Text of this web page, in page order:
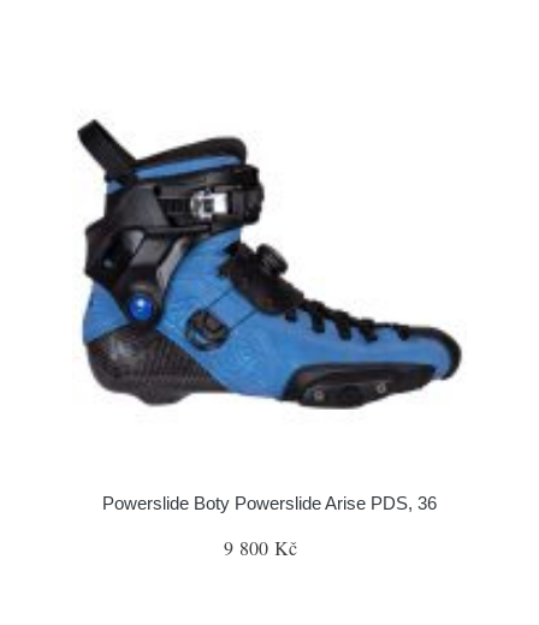
Powerslide Boty Powerslide Arise PDS, 36
9 800 Kč